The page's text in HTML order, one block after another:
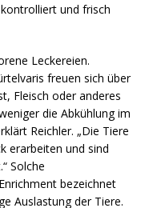
und frisch
Leckereien.
freuen sich über
Fleisch oder anderes
die Abkühlung im
Reichler. „Die Tiere
erarbeiten und sind
Solche
bezeichnet
Auslastung der Tiere.